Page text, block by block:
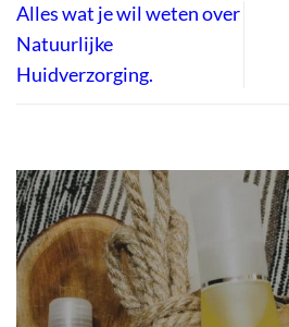
Alles wat je wil weten over
Natuurlijke
Huidverzorging.